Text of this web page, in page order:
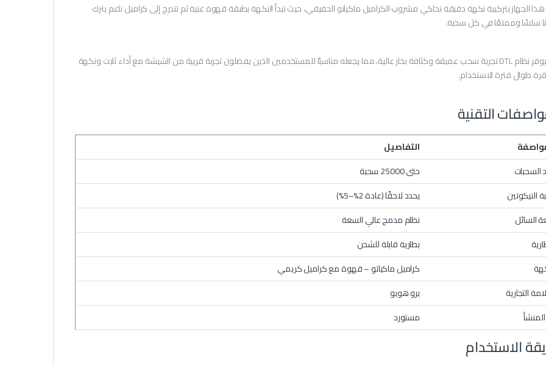
هذا الجهاز بتركيبة نكهة دقيقة تحاكي مشروب الكراميل ماكياتو الحقيقي، حيث تبدأ النكهة بطبقة قهوة غنية ثم تتدرج إلى كراميل ناعم يترك
سلسًا وممتعًا في كل سحبة.
كما يوفر نظام DTL تجربة سحب عميقة وكثافة بخار عالية، مما يجعله مناسبًا للمستخدمين الذين يفضلون تجربة قريبة من الشيشة مع أداء ثابت ونكهة
طوال فترة الاستخدام.
التقنية
التفاصيل
السحبات
حتى 25000 سحبة
النيكوتين
يحدد لاحقًا (عادة 2%–5%)
السائل
نظام مدمج عالي السعة
بطارية قابلة للشحن
كراميل ماكياتو – قهوة مع كراميل كريمي
التجارية
برو هوبو
مستورد
الاستخدام